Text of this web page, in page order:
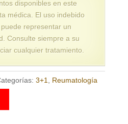
disponibles en este
médica. El uso indebido
representar un
Consulte siempre a su
cualquier tratamiento.
3+1, Reumatología